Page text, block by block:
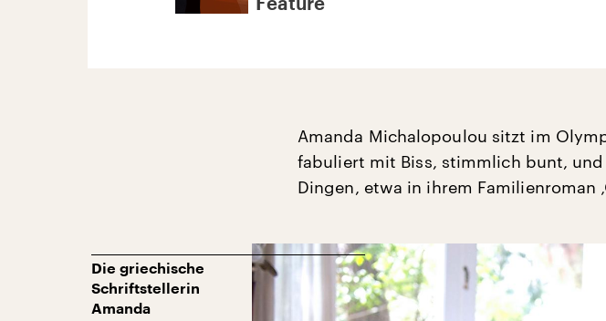
Feature
Amanda Michalopoulou sitzt im
fabuliert mit Biss, stimmlich bunt,
Dingen, etwa in ihrem Familienroman
Die griechische
Schriftstellerin
Amanda